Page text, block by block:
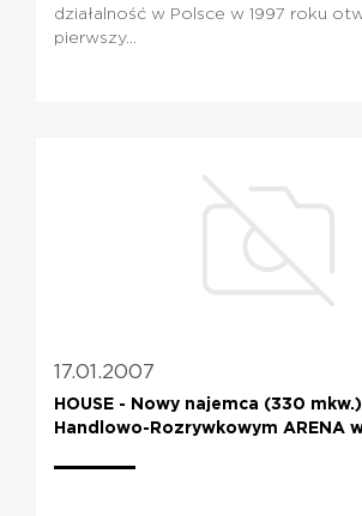
działalność w Polsce w 1997 roku
pierwszy...
17.01.2007
HOUSE - Nowy najemca (330
Handlowo-Rozrywkowym ARENA